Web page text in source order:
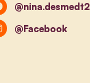
@nina.desmedt2
@Facebook